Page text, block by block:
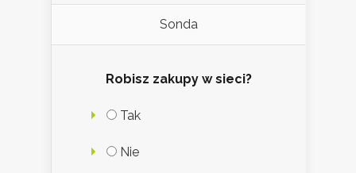
Sonda
Robisz zakupy w sieci?
Tak
Nie